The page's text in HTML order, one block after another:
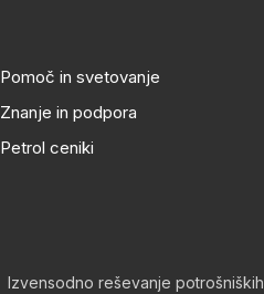
Pomoč in svetovanje
Znanje in podpora
Petrol ceniki
Izvensodno reševanje